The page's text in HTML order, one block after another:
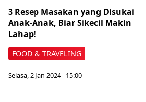
FOOD & TRAVELING
3 Resep Masakan yang Disukai
Anak-Anak, Biar Sikecil Makin
Lahap!
Selasa, 2 Jan 2024 - 15:00